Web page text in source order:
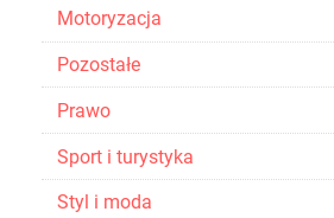
Motoryzacja
Pozostałe
Prawo
Sport i turystyka
Styl i moda